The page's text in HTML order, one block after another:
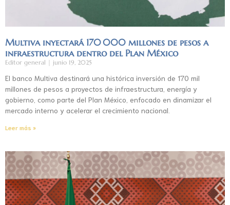
Multiva inyectará 170 000 millones de pesos a
infraestructura dentro del Plan México
Editor general junio 19, 2025
El banco Multiva destinará una histórica inversión de 170 mil
millones de pesos a proyectos de infraestructura, energía y
gobierno, como parte del Plan México, enfocado en dinamizar el
mercado interno y acelerar el crecimiento nacional.
Leer más »